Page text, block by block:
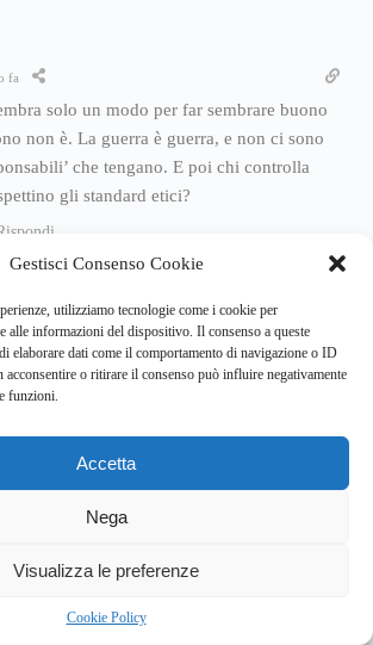
Gestisci Consenso Cookie
utilizziamo tecnologie come i cookie per
alle informazioni del dispositivo. Il consenso a queste
elaborare dati come il comportamento di navigazione o ID
o ritirare il consenso può influire negativamente
funzioni.
Accetta
Nega
Visualizza le preferenze
Cookie Policy
fa
solo un modo per far sembrare buono
non è. La guerra è guerra, e non ci sono
che tengano. E poi chi controlla
gli standard etici?
Privacy Policy